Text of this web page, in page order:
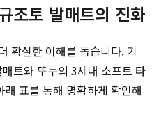
조토 발매트의 진화
확실한 이해를 돕습니다. 기
트와 뚜누의 3세대 소프트 타
표를 통해 명확하게 확인해